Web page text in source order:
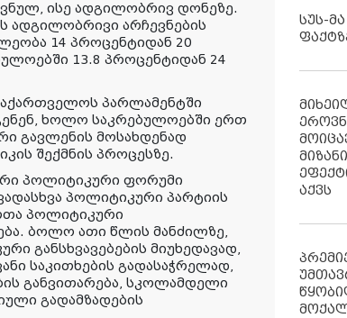
ისე ადგილობრივ დონეზე.
ადგილობრივი არჩევნების
14 პროცენტიდან 20
13.8 პროცენტიდან 24
პარლამენტში
ხოლო საკრებულოებში ერთ
გავლენის მოსახდენად
შექმნის პროცესზე.
პოლიტიკური ფორუმი
პოლიტიკური პარტიის
პოლიტიკური
ბოლო ათი წლის მანძილზე,
განსხვავებების მიუხედავად,
საკითხების გადასაჭრელად,
განვითარება, სკოლამდელი
გადამზადების
სუს-
აქვს